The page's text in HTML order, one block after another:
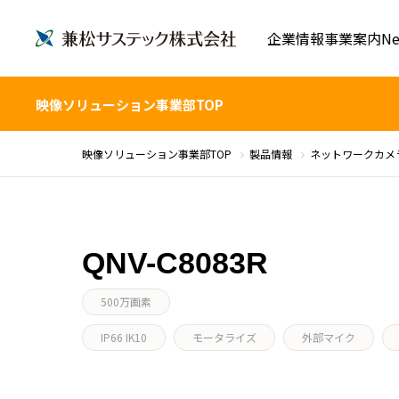
企業情報事業案内
映像ソリューション事業部TOP
映像ソリューション事業部TOP 製品情報 ネットワークカ
QNV-C8083R
500万画素
IP66 IK10 モータライズ 外部マイク